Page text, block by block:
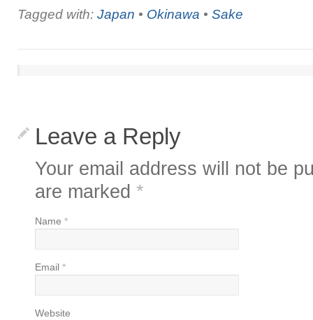
Tagged with: Japan • Okinawa • Sake
Leave a Reply
Your email address will not be
are marked *
Name *
Email *
Website